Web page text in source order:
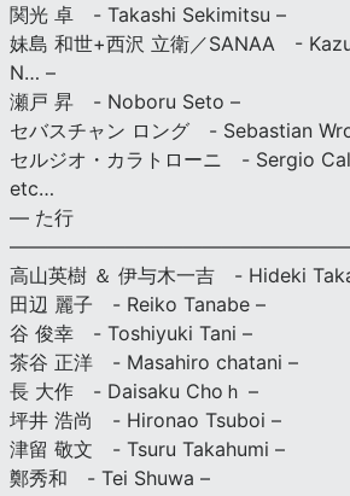
関光 卓 - Takashi Sekimitsu –
妹島 和世+西沢 立衛／SANAA -
N… –
瀬戸 昇 - Noboru Seto –
セバスチャン ロング - Sebastian
セルジオ・カラトローニ - Sergio
etc…
— た行
高山英樹 ＆ 伊与木一吉 - Hideki
田辺 麗子 - Reiko Tanabe –
谷 俊幸 - Toshiyuki Tani –
茶谷 正洋 - Masahiro chatani –
長 大作 - Daisaku Choｈ –
坪井 浩尚 - Hironao Tsuboi –
津留 敬文 - Tsuru Takahumi –
鄭秀和 - Tei Shuwa –